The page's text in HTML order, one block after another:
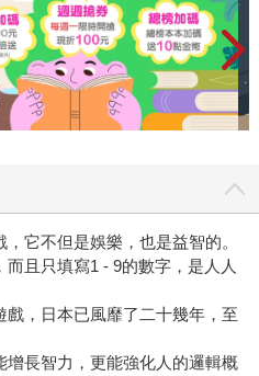
它不但是娛樂，也是益智的。
且只填寫1 - 9的數字，是人人
，日本已風靡了二十幾年，至
長智力，更能強化人的邏輯概